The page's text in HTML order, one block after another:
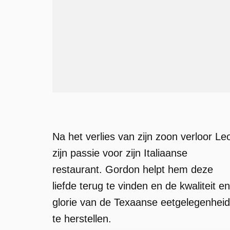
Na het verlies van zijn zoon verloor
zijn passie voor zijn Italiaanse
restaurant. Gordon helpt hem deze
liefde terug te vinden en de kwaliteit en
glorie van de Texaanse eetgelegenheid
te herstellen.